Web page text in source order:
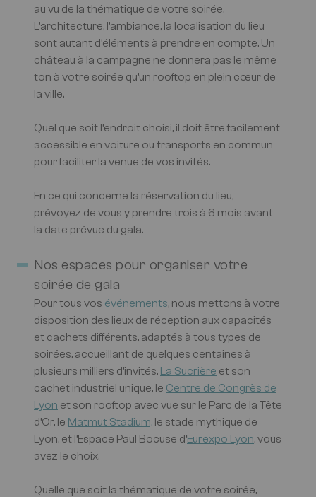
au vu de la thématique de votre soirée.
L’architecture, l’ambiance, la localisation du lieu
sont autant d’éléments à prendre en compte. Un
château à la campagne ne donnera pas le même
ton à votre soirée qu’un rooftop en plein cœur de
la ville.
Quel que soit l’endroit choisi, il doit être facilement
accessible en voiture ou transports en commun
pour faciliter la venue de vos invités.
En ce qui concerne la réservation du lieu,
prévoyez de vous y prendre trois à 6 mois avant
la date prévue du gala.
Nos espaces pour organiser votre
soirée de gala
Pour tous vos événements, nous mettons à votre
disposition des lieux de réception aux capacités
et cachets différents, adaptés à tous types de
soirées, accueillant de quelques centaines à
plusieurs milliers d’invités. La Sucrière et son
cachet industriel unique, le Centre de Congrès de
Lyon et son rooftop avec vue sur le Parc de la Tête
d’Or, le Matmut Stadium, le stade mythique de
Lyon, et l’Espace Paul Bocuse d’Eurexpo Lyon, vous
avez le choix.
Quelle que soit la thématique de votre soirée,